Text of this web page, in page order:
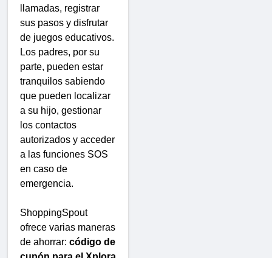
llamadas, registrar
sus pasos y disfrutar
de juegos educativos.
Los padres, por su
parte, pueden estar
tranquilos sabiendo
que pueden localizar
a su hijo, gestionar
los contactos
autorizados y acceder
a las funciones SOS
en caso de
emergencia.
ShoppingSpout
ofrece varias maneras
de ahorrar: código de